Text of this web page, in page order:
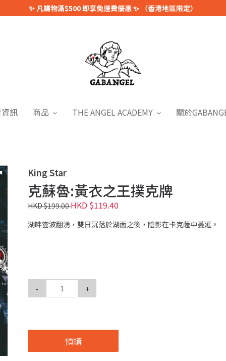
✨ 凡購物滿$500 即享免運費優惠 ✨ （香港地區限定）
訊 商品 THE ANGEL ACADEMY 關於
King Star
克蘇魯:黃衣之王撲克牌
HKD $199.00HKD $119.40
湖畔雲波翻湧，雙日沉落於湖面之後，陰影在卡克薩中蔓延。
- +
預購